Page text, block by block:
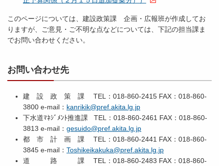
このページについては、建設政策課 企画・広報班が作成してお
りますが、ご意見・ご不明な点などについては、下記の担当課ま
でお問い合わせください。
お問い合わせ先
建 設 政 策 課 TEL：018-860-2415 FAX：018-860-
3800 e-mail： kanrikik@pref.akita.lg.jp
下水道ﾏﾈｼﾞﾒﾝﾄ推進課 TEL：018-860-2461 FAX：018-860-
3813 e-mail： gesuido@pref.akita.lg.jp
都 市 計 画 課 TEL：018-860-2441 FAX：018-860-
3845 e-mail： Toshikeikakuka@pref.akita.lg.jp
道 路 課 TEL：018-860-2483 FAX：018-860-